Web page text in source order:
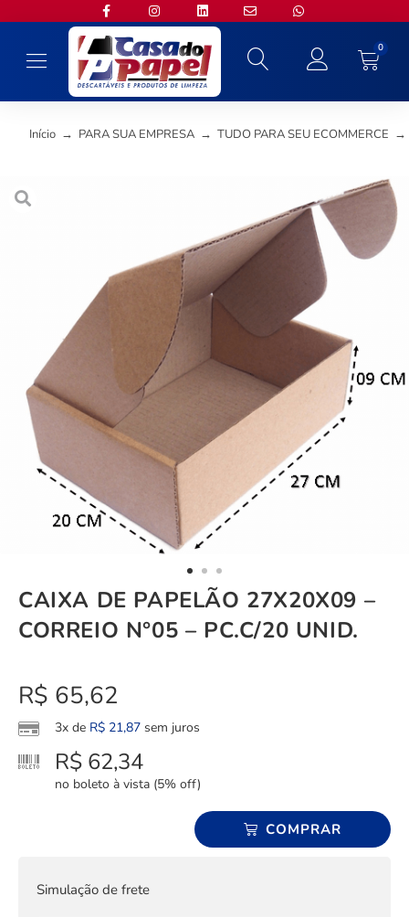
0
Início → PARA SUA EMPRESA → TUDO PARA SEU ECOMMERCE →
CAIXA DE PAPELÃO 27X20X09 –
CORREIO N°05 – PC.C/20 UNID.
R$ 65,62
3x de R$ 21,87 sem juros
R$ 62,34
no boleto à vista (5% off)
COMPRAR
Simulação de frete